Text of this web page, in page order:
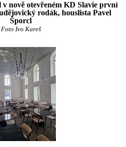
v nově otevřeném KD Slavie první
rodák, houslista Pavel
Šporcl
Foto Ivo Kareš